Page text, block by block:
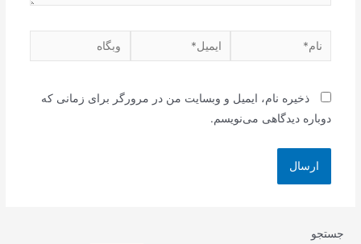
نام* ایمیل* وبگاه
ذخیره نام، ایمیل و وبسایت من در مرورگر برای زمانی که
دوباره دیدگاهی می‌نویسم.
جستجو